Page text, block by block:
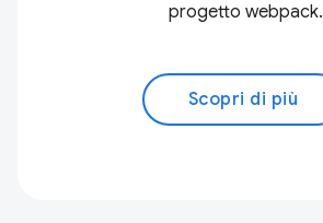
progetto webpack.
Scopri di più